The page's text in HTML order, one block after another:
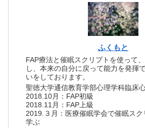
ふくもと
FAP療法と催眠スクリプトを使って
し、本来の自分に戻って能力を発揮
いをしております。
聖徳大学通信教育学部心理学科臨床
2018.10月：FAP初級
2018.11月：FAP上級
2019.３月：医療催眠学会で催眠ス
学ぶ